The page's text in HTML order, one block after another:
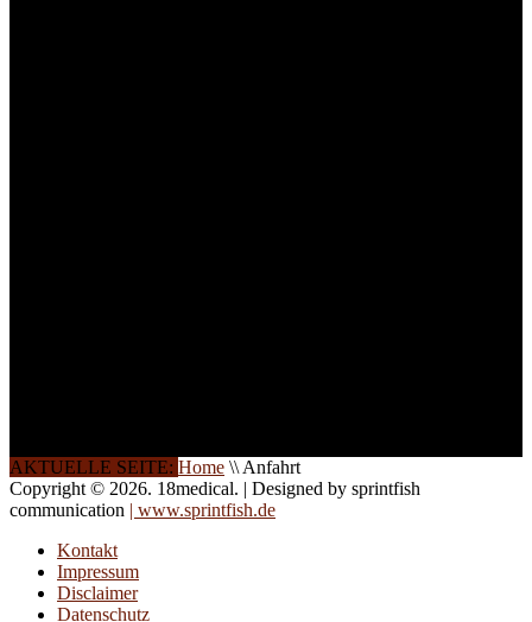
AKTUELLE SEITE: Home \\Anfahrt
Copyright © 2026. 18medical. | Designed by sprintfish
communication | www.sprintfish.de
Kontakt
Impressum
Disclaimer
Datenschutz